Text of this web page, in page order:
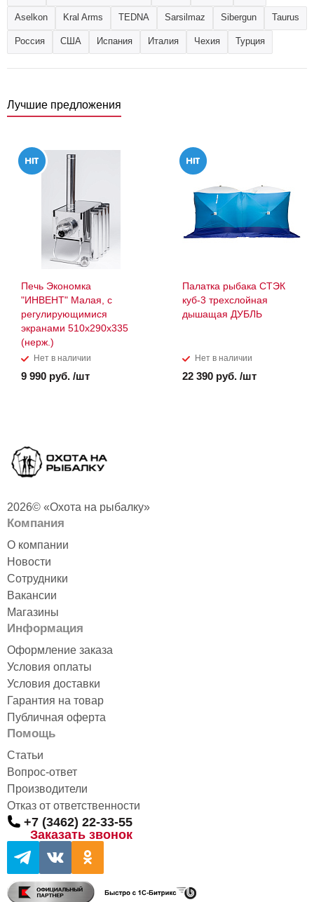
Aselkon Kral Arms TEDNA Sarsilmaz Sibergun Taurus
Россия США Испания Италия Чехия Турция
Лучшие предложения
Печь Экономка
"ИНВЕНТ" Малая, с
регулирующимися
экранами 510х290х335
(нерж.)
Нет в наличии
9 990 руб. /шт
Палатка рыбака СТЭК
куб-3 трехслойная
дышащая ДУБЛЬ
Нет в наличии
22 390 руб. /шт
2026© «Охота на рыбалку»
Компания
О компании
Новости
Сотрудники
Вакансии
Магазины
Информация
Оформление заказа
Условия оплаты
Условия доставки
Гарантия на товар
Публичная оферта
Помощь
Статьи
Вопрос-ответ
Производители
Отказ от ответственности
+7 (3462) 22-33-55
Заказать звонок